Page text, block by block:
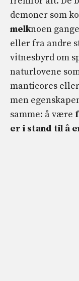
demoner som
melknoen
eller fra andre
vitnesbyrd om
naturlovene
manticores
men
samme: å være
er i stand til å